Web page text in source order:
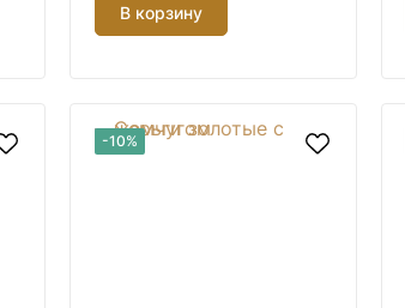
В корзину
-10%